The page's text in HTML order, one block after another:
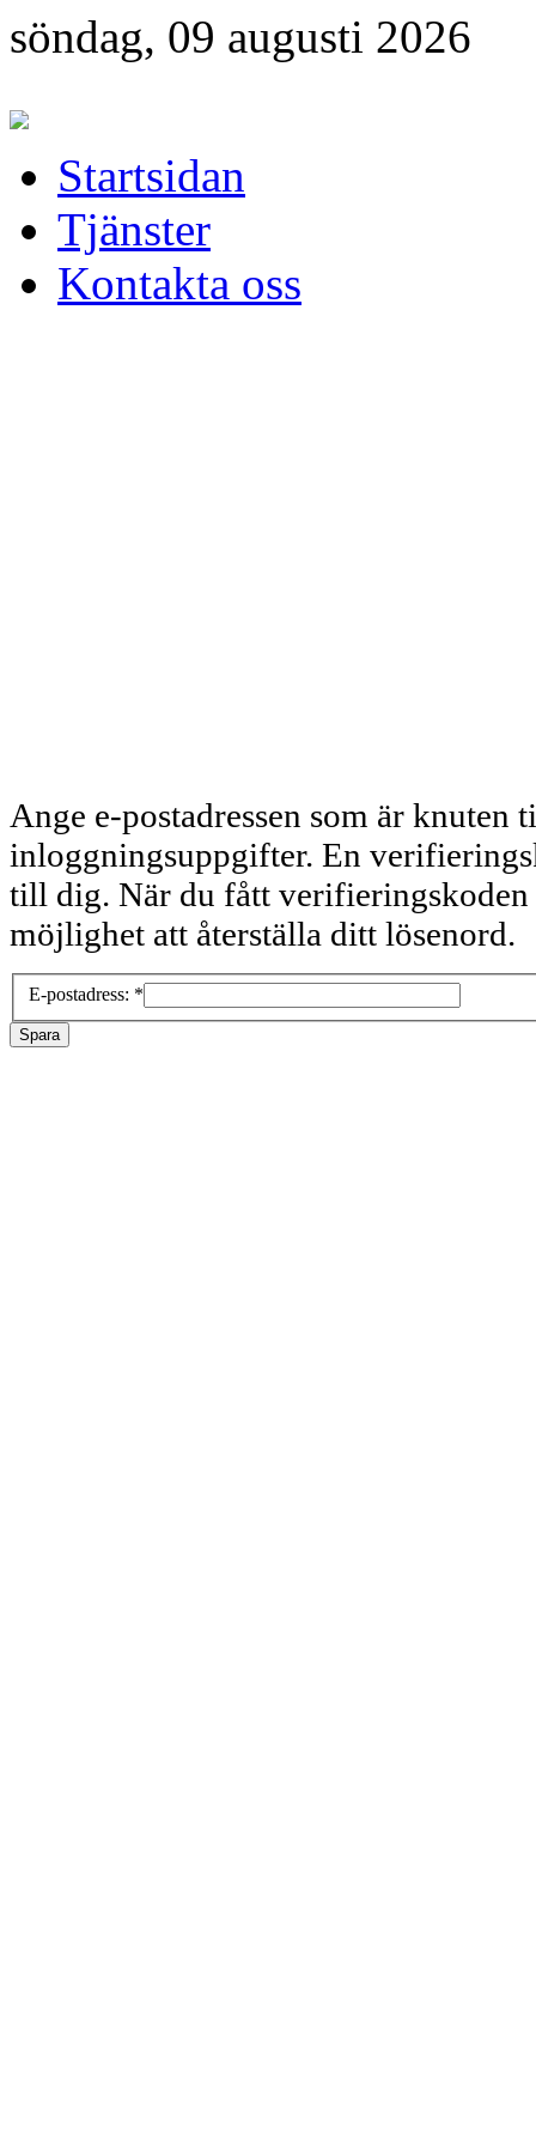
söndag, 09 augusti 2026
Startsidan
Tjänster
Kontakta oss
Ange e-postadressen som är knuten
inloggningsuppgifter. En
till dig. När du fått verifieringskoden
möjlighet att återställa ditt lösenord.
E-postadress: *
Spara